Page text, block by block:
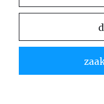
Jawna. Zabrania się kopiowania i